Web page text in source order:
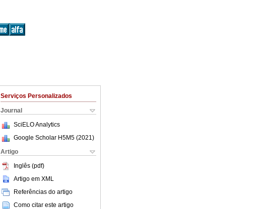
Serviços Personalizados
Journal
SciELO Analytics
Google Scholar H5M5 (2021 )
Artigo
Inglês (pdf)
Artigo em XML
Referências do artigo
Como citar este artigo